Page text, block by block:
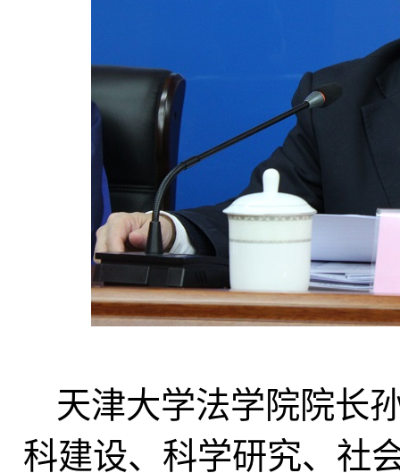
天津大学法学院院长
科建设、科学研究、社